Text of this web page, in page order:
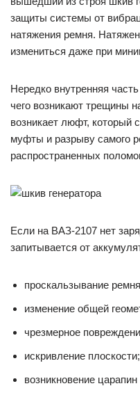
защиты системы от
натяжения ремня.
измениться даже при
Нередко внутренняя
чего возникают трещины
возникает люфт, который
муфты и разрыву самого
распространенных
Если на ВАЗ-2107 нет
запитывается от
проскальзывание
изменение общей
чрезмерное
искривление плоскости;
возникновение